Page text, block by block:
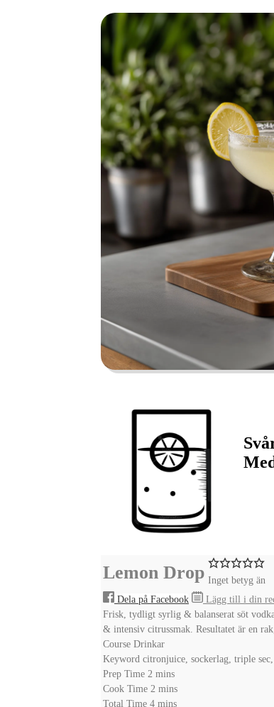
Lemon Drop Inget betyg än
Dela på Facebook
Lägg till i din
Frisk, tydligt syrlig & balanserat söt
& intensiv citrussmak. Resultatet är en
Course Drinkar
Keyword citronjuice, sockerlag, triple
Prep Time 2 minutes
mins
Cook Time 2 minutes
mins
Total Time 4minutes
mins